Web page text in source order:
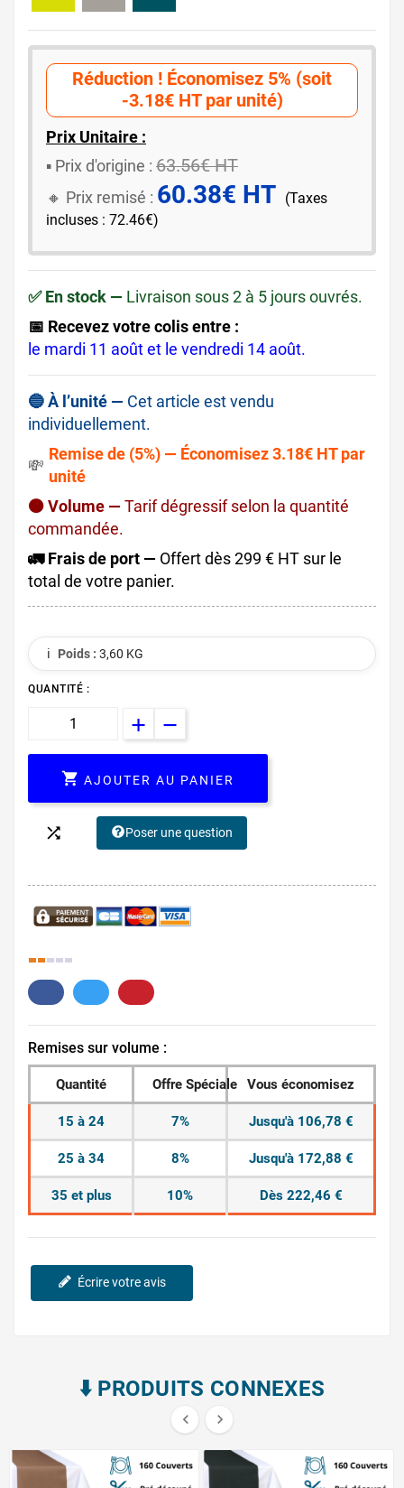
Réduction ! Économisez 5% (soit
-3.18€ HT par unité)
Prix Unitaire :
▪️ ​Prix d'origine : 63.56€ HT
🔸​​ Prix remisé : 60.38€ HT (Taxes
incluses : 72.46€)
✅ En stock — Livraison sous 2 à 5 jours ouvrés.
📅 Recevez votre colis entre :
le mardi 11 août et le vendredi 14 août.
🔵 À l’unité — Cet article est vendu
individuellement.
💸
Remise de (5%) — Économisez 3.18€ HT par
unité
🟠 Volume —Tarif dégressif selon la quantité
commandée.
🚛 Frais de port — Offert dès 299 € HT sur le
total de votre panier.
ℹ️ Poids : 3,60 KG
QUANTITÉ :
 AJOUTER AU PANIER
 Poser une question
Remises sur volume :
Quantité Offre Spéciale Vous économisez
15 à 24 7% Jusqu'à 106,78 €
25 à 34 8% Jusqu'à 172,88 €
35 et plus 10% Dès 222,46 €
Écrire votre avis
⬇️​ PRODUITS CONNEXES
 